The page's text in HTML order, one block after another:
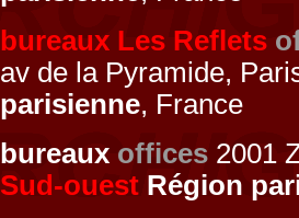
bureaux Les Reflets
av de la Pyramide,
parisienne, France
bureaux offices 2001
Sud-ouest Région